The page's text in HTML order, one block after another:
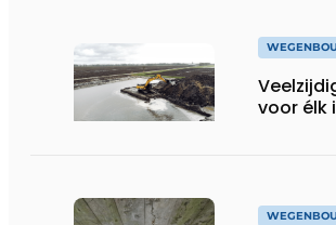
voor élk